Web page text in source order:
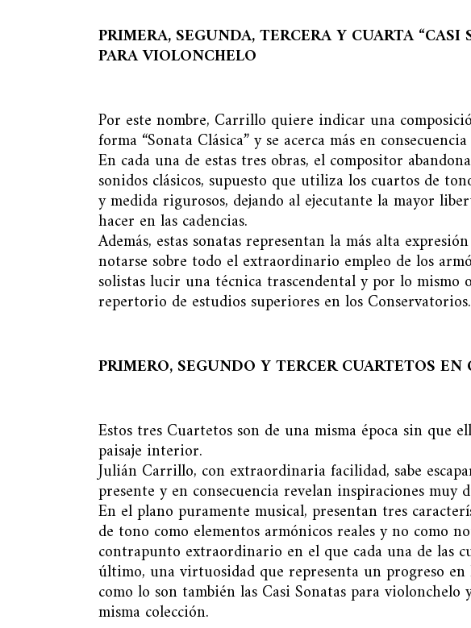
PRIMERA, SEGUNDA, TERCERA Y CUARTA
PARA VIOLONCHELO
Por este nombre, Carrillo quiere indicar una
forma “Sonata Clásica” y se acerca más en
En cada una de estas tres obras, el compositor
sonidos clásicos, supuesto que utiliza los cuartos de
y medida rigurosos, dejando al ejecutante la mayor
hacer en las cadencias.
Además, estas sonatas representan la más alta
notarse sobre todo el extraordinario empleo de los
solistas lucir una técnica trascendental y por lo
repertorio de estudios superiores en los Conservatorios.
PRIMERO, SEGUNDO Y TERCER CUARTETOS
Estos tres Cuartetos son de una misma época sin que
paisaje interior.
Julián Carrillo, con extraordinaria facilidad, sabe
presente y en consecuencia revelan inspiraciones muy
En el plano puramente musical, presentan tres
de tono como elementos armónicos reales y no como
contrapunto extraordinario en el que cada una de las
último, una virtuosidad que representa un progreso
como lo son también las Casi Sonatas para
misma colección.